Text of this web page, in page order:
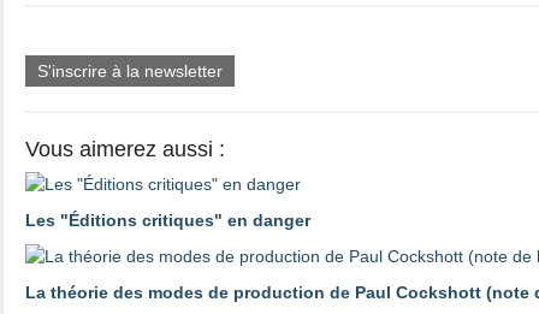
S'inscrire à la newsletter
Vous aimerez aussi :
Les "Éditions critiques" en danger
La théorie des modes de production de Paul Cockshott (note